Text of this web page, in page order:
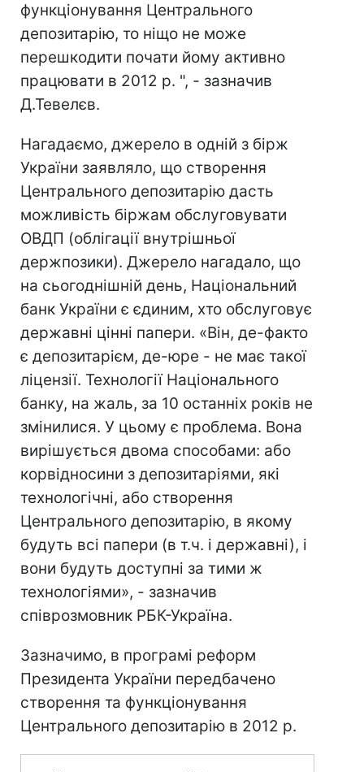
функціонування Центрального
депозитарію, то ніщо не може
перешкодити почати йому активно
працювати в 2012 р. ", - зазначив
Д.Тевелєв.
Нагадаємо, джерело в одній з бірж
України заявляло, що створення
Центрального депозитарію дасть
можливість біржам обслуговувати
ОВДП (облігації внутрішньої
держпозики). Джерело нагадало, що
на сьогоднішній день, Національний
банк України є єдиним, хто обслуговує
державні цінні папери. «Він, де-факто
є депозитарієм, де-юре - не має такої
ліцензії. Технології Національного
банку, на жаль, за 10 останніх років не
змінилися. У цьому є проблема. Вона
вирішується двома способами: або
корвідносини з депозитаріями, які
технологічні, або створення
Центрального депозитарію, в якому
будуть всі папери (в т.ч. і державні), і
вони будуть доступні за тими ж
технологіями», - зазначив
співрозмовник РБК-Україна.
Зазначимо, в програмі реформ
Президента України передбачено
створення та функціонування
Центрального депозитарію в 2012 р.